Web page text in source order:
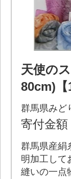
天使の
80cm)【
群馬県みど
寄付金額
群馬県産絹
明加工して
縫いの一点